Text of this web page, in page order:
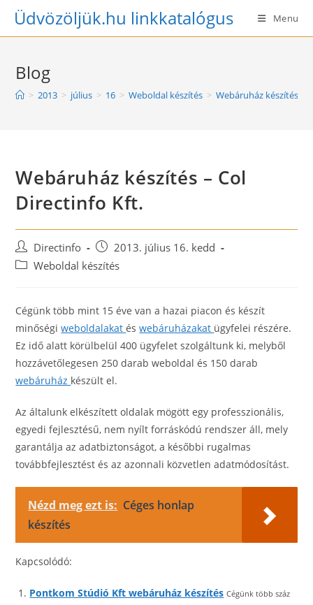
SkipÜdvözöljük.hu linkkatalógus Menu
Blog
> 2013 > július > 16 > Weboldal készítés > Webáruház készítés –
Webáruház készítés – Col
Directinfo Kft.
Post
author:
Directinfo
Post
published:
2013. július 16. kedd
PostWeboldal készítés
Cégünk több mint 15 éve van a hazai piacon és készít
minőségiweboldalakatéswebáruházakat ügyfelei részére.
Ez idő alatt körülbelül 400 ügyfelet szolgáltunk ki, melyből
hozzávetőlegesen 250 darab weboldal és 150 darab
webáruház készült el.
Az általunk elkészített oldalak mögött egy professzionális,
egyedi fejlesztésű, nem nyílt forráskódú rendszer áll, mely
garantálja az adatbiztonságot, a későbbi rugalmas
továbbfejlesztést és az azonnali közvetlen adatmódosítást.
Nézd meg ezt is: Céges honlap
készítés
Kapcsolódó:
Pontkom Stúdió Kft webáruház készítés Cégünk több száz